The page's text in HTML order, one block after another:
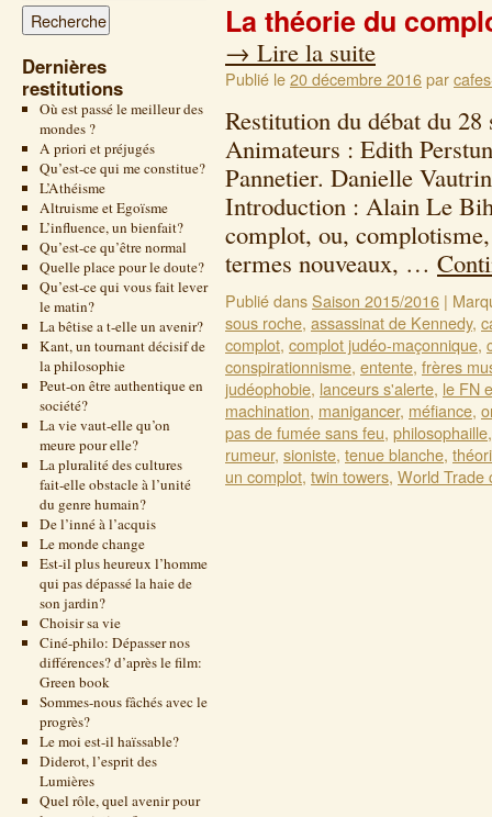
Dernières
restitutions
Où est passé le meilleur des
mondes ?
A priori et préjugés
Qu’est-ce qui me constitue?
L’Athéisme
Altruisme et Egoïsme
L’influence, un bienfait?
Qu’est-ce qu’être normal
Quelle place pour le doute?
Qu’est-ce qui vous fait lever
le matin?
La bêtise a t-elle un avenir?
Kant, un tournant décisif de
la philosophie
Peut-on être authentique en
société?
La vie vaut-elle qu’on
meure pour elle?
La pluralité des cultures
fait-elle obstacle à l’unité
du genre humain?
De l’inné à l’acquis
Le monde change
Est-il plus heureux l’homme
qui pas dépassé la haie de
son jardin?
Choisir sa vie
Ciné-philo: Dépasser nos
différences? d’après le film:
Green book
Sommes-nous fâchés avec le
progrès?
Le moi est-il haïssable?
Diderot, l’esprit des
Lumières
Quel rôle, quel avenir pour
La théorie du
→ Lire la suite
Publié le20 décembre 2016par
Restitution du débat du
Animateurs : Edith
Pannetier. Danielle
Introduction : Alain Le
complot, ou,
termes nouveaux, …
Publié dansSaison 2015/2016 |
sous roche, assassinat de Kennedy,
complot, complot judéo-maçonnique,
conspirationnisme, entente, frères
judéophobie, lanceurs s'alerte, le FN
machination, manigancer, méfiance,
pas de fumée sans feu, philosophaille
rumeur, sioniste, tenue blanche,
un complot, twin towers, World Trade